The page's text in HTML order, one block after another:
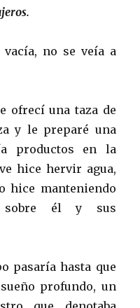
no se veía a
ofrecí una taza de
y le preparé una
productos en la
hice hervir agua,
hice manteniendo
sobre él y sus
pasaría hasta que
profundo, un